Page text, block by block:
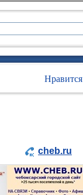
Нравится
cheb.ru